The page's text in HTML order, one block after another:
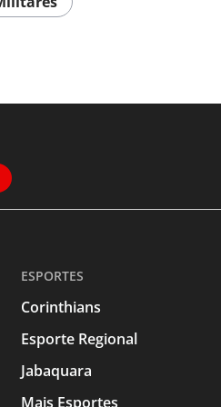
ESPORTES
Corinthians
Esporte Regional
Jabaquara
Mais Esportes